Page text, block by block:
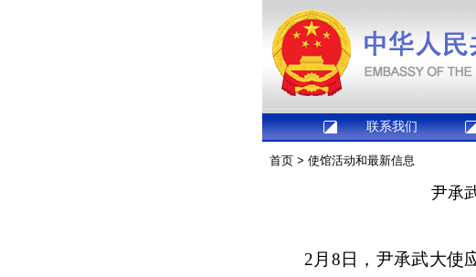
联系我们
首页 > 使馆活动和最新信息
尹承
2月8日，尹承武大使